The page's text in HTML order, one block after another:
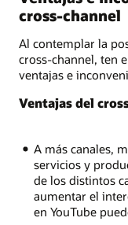
cross-channel
Al contemplar la
cross-channel, ten
ventajas e
Ventajas del
A más canales,
servicios y
de los distintos
aumentar el
en YouTube